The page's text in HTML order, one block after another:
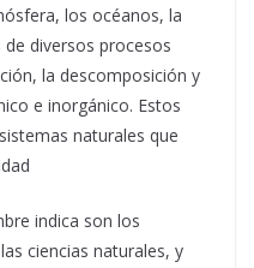
los océanos, la
diversos procesos
la descomposición y
e inorgánico. Estos
naturales que
indica son los
ciencias naturales, y